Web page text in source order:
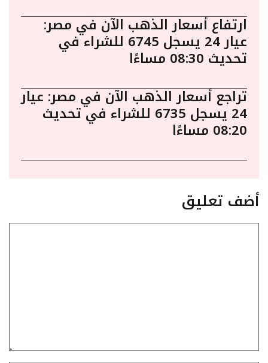
ارتفاع أسعار الذهب الآن في مصر:
عيار 24 يسجل 6745 للشراء في
تحديث 08:30 مساءًا
تراجع أسعار الذهب الآن في مصر: عيار
24 يسجل 6735 للشراء في تحديث
08:20 مساءًا
أضف تعليق